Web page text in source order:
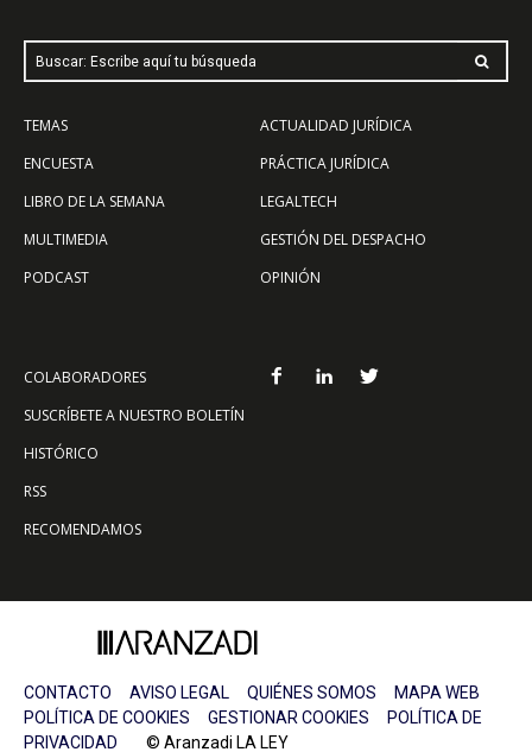
Buscar: Escribe aquí tu búsqueda
TEMAS
ENCUESTA
LIBRO DE LA SEMANA
MULTIMEDIA
PODCAST
ACTUALIDAD JURÍDICA
PRÁCTICA JURÍDICA
LEGALTECH
GESTIÓN DEL DESPACHO
OPINIÓN
COLABORADORES
SUSCRÍBETE A NUESTRO BOLETÍN
HISTÓRICO
RSS
RECOMENDAMOS
CONTACTO AVISO LEGAL QUIÉNES SOMOS
MAPA WEB
POLÍTICA DE COOKIES
GESTIONAR COOKIES
POLÍTICA DE
PRIVACIDAD © Aranzadi LA LEY